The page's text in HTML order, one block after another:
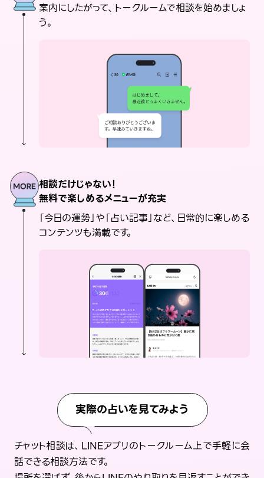
案内にしたがって、トークルームで相談を始めましょ
う。
相談だけじゃない！
無料で楽しめるメニューが充実
「今日の運勢」や「占い記事」など、日常的に楽しめる
コンテンツも満載です。
実際の占いを見てみよう
チャット相談は、LINEアプリのトークルーム上で手軽に会
話できる相談方法です。